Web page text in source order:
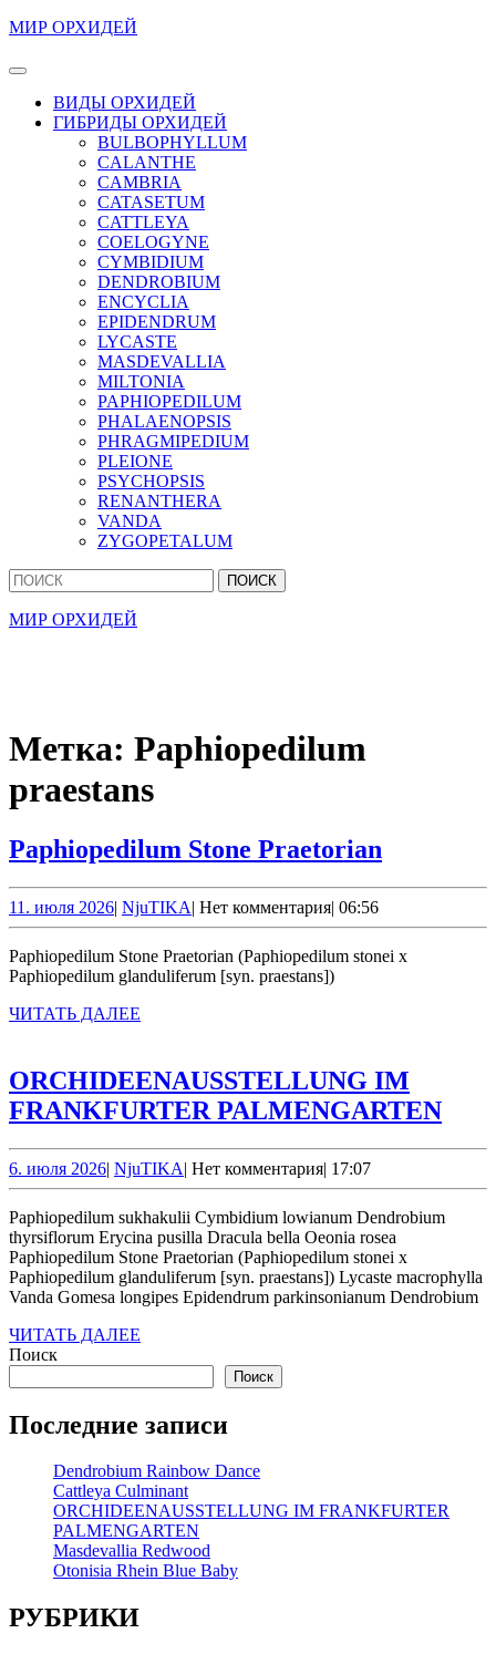
Перейти
содержимому
содержимому
МИР ОРХИДЕЙ
Кнопка
ОткрытьВИДЫ ОРХИДЕЙ
ГИБРИДЫ ОРХИДЕЙ
BULBOPHYLLUM
CALANTHE
CAMBRIA
CATASETUM
CATTLEYA
COELOGYNE
CYMBIDIUM
DENDROBIUM
ENCYCLIA
EPIDENDRUM
LYCASTE
MASDEVALLIA
MILTONIA
PAPHIOPEDILUM
PHALAENOPSIS
PHRAGMIPEDIUM
PLEIONE
PSYCHOPSIS
RENANTHERA
VANDA
ZYGOPETALUM
Кнопка
Закрыть
Найти:
МИР ОРХИДЕЙ
Метка: Paphiopedilum
praestans
Paphiopedilum Stone Praetorian
11. июля 202611.
июля
2026
| NjuTIKANjuTIKA
| Нет комментария| 06:56
Paphiopedilum Stone Praetorian (Paphiopedilum stonei x
Paphiopedilum glanduliferum [syn. praestans])
ЧИТАТЬ ДАЛЕЕ
ORCHIDEENAUSSTELLUNG IM
FRANKFURTER PALMENGARTEN
6. июля 20266.
июля
2026
| NjuTIKANjuTIKA
| Нет комментария| 17:07
Paphiopedilum sukhakulii Cymbidium lowianum Dendrobium
thyrsiflorum Erycina pusilla Dracula bella Oeonia rosea
Paphiopedilum Stone Praetorian (Paphiopedilum stonei x
Paphiopedilum glanduliferum [syn. praestans]) Lycaste macrophylla
Vanda Gomesa longipes Epidendrum parkinsonianum Dendrobium
ЧИТАТЬ ДАЛЕЕ
Поиск
Поиск
Последние записи
Dendrobium Rainbow Dance
Cattleya Culminant
ORCHIDEENAUSSTELLUNG IM FRANKFURTER
PALMENGARTEN
Masdevallia Redwood
Otonisia Rhein Blue Baby
РУБРИКИ